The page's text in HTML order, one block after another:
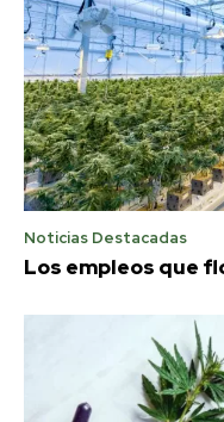
Noticias Destacadas
Los empleos que